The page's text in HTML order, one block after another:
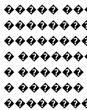
�����
��������
�
�
�